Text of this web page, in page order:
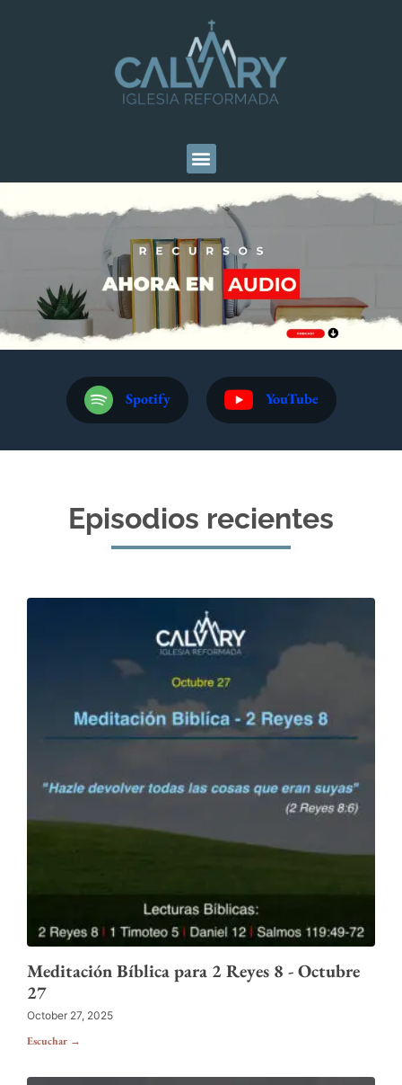
Spotify YouTube
Episodios recientes
Meditación Bíblica para 2 Reyes 8 - Octubre
27
October 27, 2025
Escuchar →